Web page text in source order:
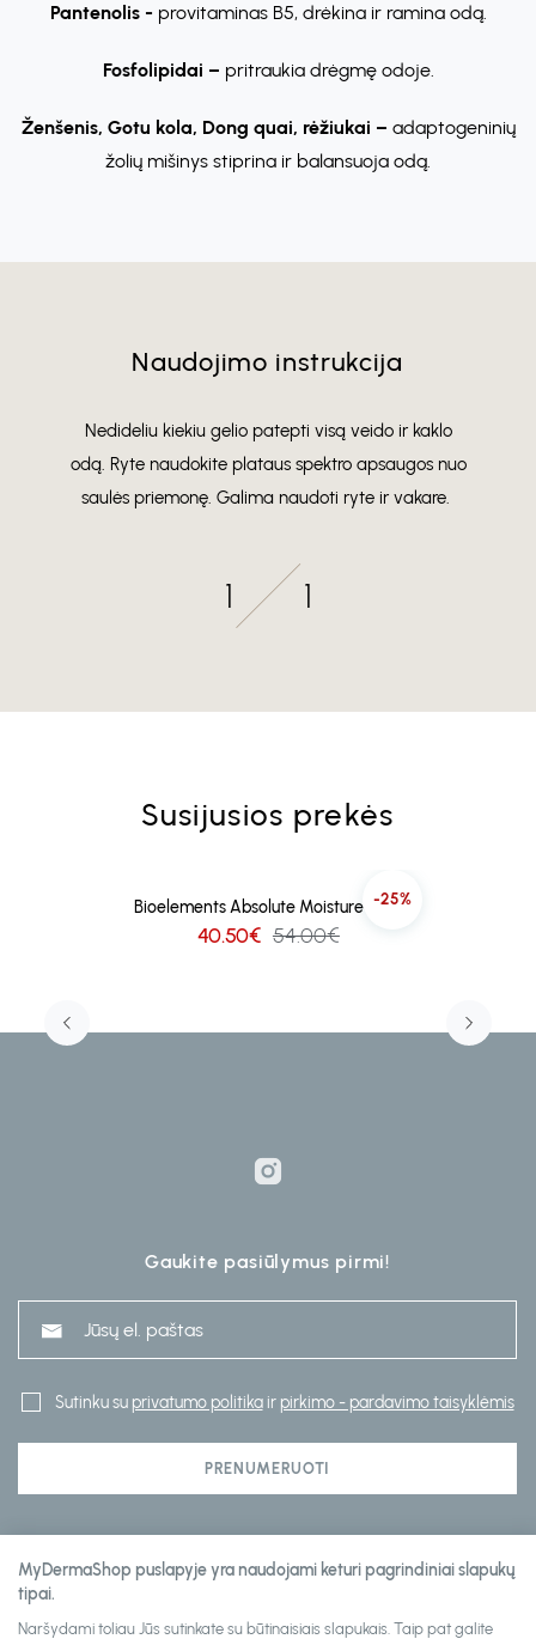
Pantenolis - provitaminas B5, drėkina ir ramina odą.
Fosfolipidai – pritraukia drėgmę odoje.
Ženšenis, Gotu kola, Dong quai, rėžiukai – adaptogeninių
žolių mišinys stiprina ir balansuoja odą.
Naudojimo instrukcija
Nedideliu kiekiu gelio patepti visą veido ir kaklo
odą. Ryte naudokite plataus spektro apsaugos nuo
saulės priemonę. Galima naudoti ryte ir vakare.
1 1
Susijusios prekės
-25%
Bioelements Absolute Moisture 73ml
40.50€ 54.00€
Klientų aptarnavimas
Gaukite pasiūlymus pirmi!
Sutinku su privatumo politikair pirkimo - pardavimo taisyklėmis
PRENUMERUOTI
MyDermaShop puslapyje yra naudojami keturi pagrindiniai slapukų
tipai.
Naršydami toliau Jūs sutinkate su būtinaisiais slapukais. Taip pat galite